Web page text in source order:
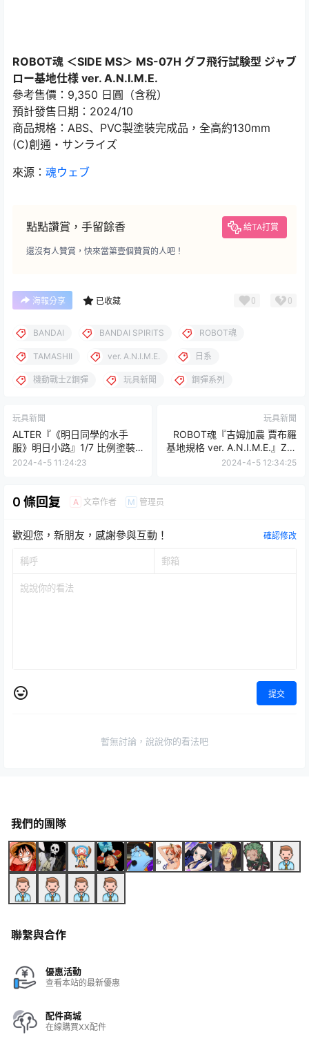
ROBOT魂 ＜SIDE MS＞ MS-07H グフ飛行試験型 ジャブ
ロー基地仕様 ver. A.N.I.M.E.
參考售價：9,350 日圓（含稅）
預計發售日期：2024/10
商品規格：ABS、PVC製塗裝完成品，全高約130mm
(C)創通・サンライズ
來源： 魂ウェブ
點點讚賞，手留餘香 給TA打賞
還沒有人贊賞，快來當第壹個贊賞的人吧！
海報分享 已收藏 0 0
BANDAI BANDAI SPIRITS ROBOT魂
TAMASHII ver. A.N.I.M.E. 日系
機動戰士Z鋼彈 玩具新聞 鋼彈系列
玩具新聞
ALTER『《明日同學的水手
服》明日小路』1/7 比例塗裝
完成品，再現原作中輕盈美好
2024-4-5 11:24:23
玩具新聞
ROBOT魂『吉姆加農 賈布羅
基地規格 ver. A.N.I.M.E.』Z鋼
彈版特徵紅頭塗裝商品化！
2024-4-5 12:34:25
0 條回复 A 文章作者 M 管理员
歡迎您，新朋友，感謝參與互動！ 確認修改
提交
暫無討論，說說你的看法吧
我們的團隊
聯繫與合作
優惠活動
查看本站的最新優惠
配件商城
在線購買XX配件